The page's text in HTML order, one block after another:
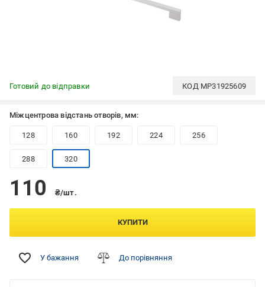
Готовий до відправки КОД MP31925609
Міжцентрова відстань отворів, мм:
128 160 192 224 256
288 320
110 ₴/шт.
КУПИТИ
У бажання До порівняння